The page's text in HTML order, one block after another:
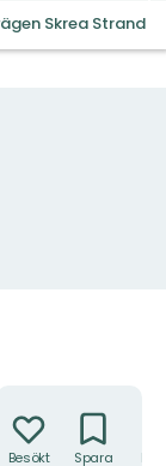
Skrea Strand
Besökt Spara